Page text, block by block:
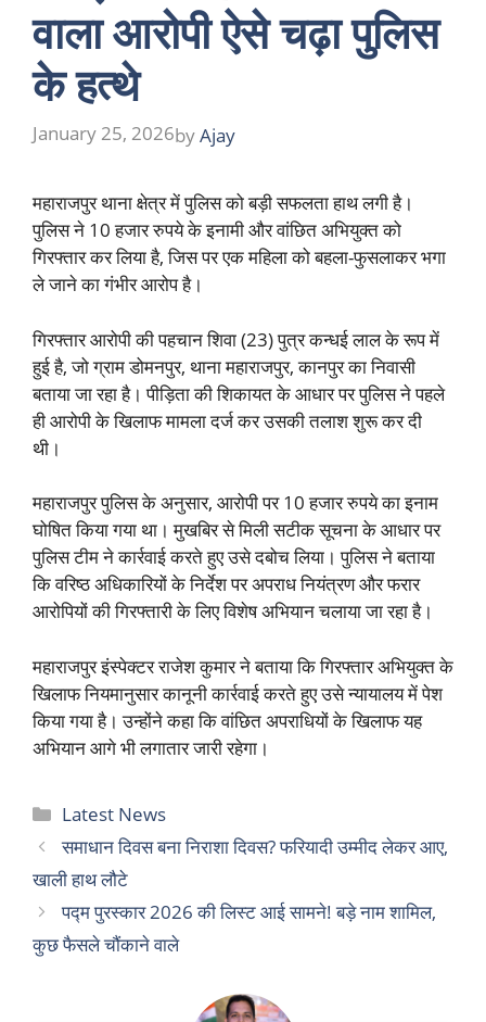
वाला आरोपी ऐसे चढ़ा पुलिस
के हत्थे
January 25, 2026byAjay
महाराजपुर थाना क्षेत्र में पुलिस को बड़ी सफलता हाथ लगी है।
पुलिस ने 10 हजार रुपये के इनामी और वांछित अभियुक्त को
गिरफ्तार कर लिया है, जिस पर एक महिला को बहला-फुसलाकर भगा
ले जाने का गंभीर आरोप है।
गिरफ्तार आरोपी की पहचान शिवा (23) पुत्र कन्धई लाल के रूप में
हुई है, जो ग्राम डोमनपुर, थाना महाराजपुर, कानपुर का निवासी
बताया जा रहा है। पीड़िता की शिकायत के आधार पर पुलिस ने पहले
ही आरोपी के खिलाफ मामला दर्ज कर उसकी तलाश शुरू कर दी
थी।
महाराजपुर पुलिस के अनुसार, आरोपी पर 10 हजार रुपये का इनाम
घोषित किया गया था। मुखबिर से मिली सटीक सूचना के आधार पर
पुलिस टीम ने कार्रवाई करते हुए उसे दबोच लिया। पुलिस ने बताया
कि वरिष्ठ अधिकारियों के निर्देश पर अपराध नियंत्रण और फरार
आरोपियों की गिरफ्तारी के लिए विशेष अभियान चलाया जा रहा है।
महाराजपुर इंस्पेक्टर राजेश कुमार ने बताया कि गिरफ्तार अभियुक्त के
खिलाफ नियमानुसार कानूनी कार्रवाई करते हुए उसे न्यायालय में पेश
किया गया है। उन्होंने कहा कि वांछित अपराधियों के खिलाफ यह
अभियान आगे भी लगातार जारी रहेगा।
Categories
Latest News
समाधान दिवस बना निराशा दिवस? फरियादी उम्मीद लेकर आए,
खाली हाथ लौटे
पद्म पुरस्कार 2026 की लिस्ट आई सामने! बड़े नाम शामिल,
कुछ फैसले चौंकाने वाले